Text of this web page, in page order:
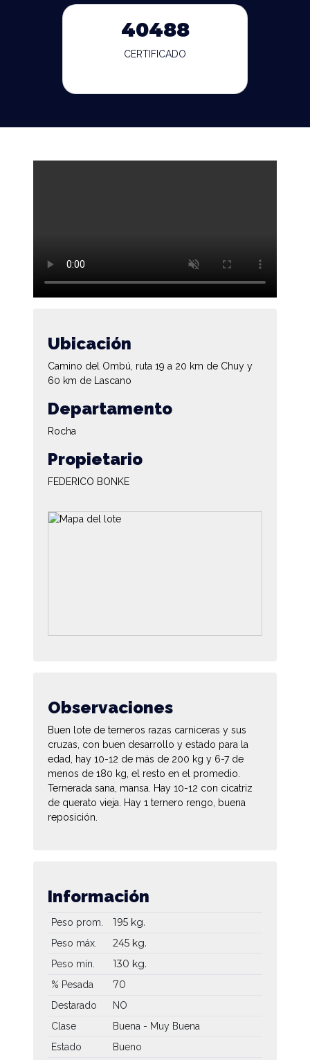
40488
CERTIFICADO
Ubicación
Camino del Ombú, ruta 19 a 20 km de Chuy y
60 km de Lascano
Departamento
Rocha
Propietario
FEDERICO BONKE
Observaciones
Buen lote de terneros razas carniceras y sus
cruzas, con buen desarrollo y estado para la
edad, hay 10-12 de más de 200 kg y 6-7 de
menos de 180 kg, el resto en el promedio.
Ternerada sana, mansa. Hay 10-12 con cicatriz
de querato vieja. Hay 1 ternero rengo, buena
reposición.
Información
Peso prom. 195 kg.
Peso máx. 245 kg.
Peso mín. 130 kg.
% Pesada 70
Destarado
NO
Clase
Buena - Muy Buena
Estado
Bueno